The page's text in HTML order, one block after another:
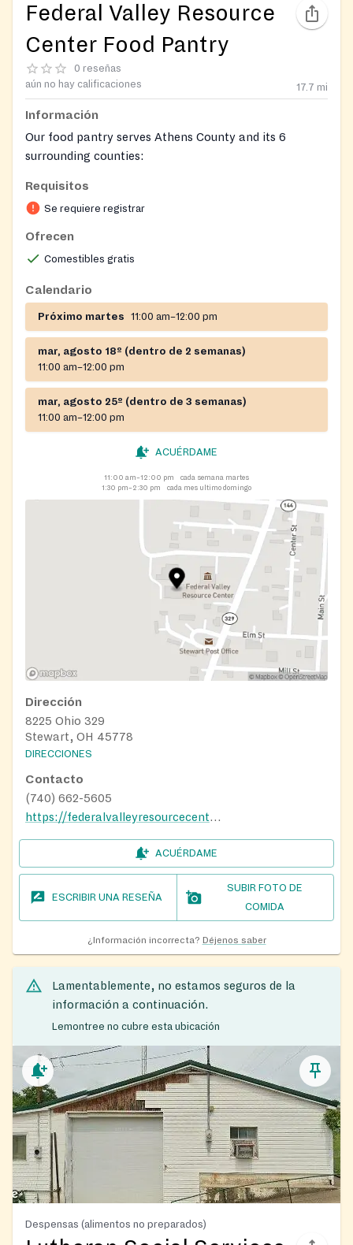
Federal Valley Resource
Center Food Pantry
0 reseñas
aún no hay calificaciones
17.7 mi
Información
Our food pantry serves Athens County and its 6
surrounding counties:
Washington, Meigs, Vinton, Hocking, Perry, and
Morgan.
On-site registration required
Requisitos
Se requiere registrar
Ofrecen
Comestibles gratis
Calendario
Próximo martes 11:00 am–12:00 pm
mar, agosto 18º (dentro de 2 semanas)
11:00 am–12:00 pm
mar, agosto 25º (dentro de 3 semanas)
11:00 am–12:00 pm
ACUÉRDAME
11:00 am–12:00 pm
cada semana martes
1:30 pm–2:30 pm
cada mes ultimo domingo
Dirección
8225 Ohio 329
Stewart, OH 45778
DIRECCIONES
Contacto
(740) 662-5605
https://federalvalleyresourcecenter.org/food-pantry
ACUÉRDAME
ESCRIBIR UNA RESEÑA
SUBIR FOTO DE
COMIDA
¿Información incorrecta? Déjenos saber
Lamentablemente, no estamos seguros de la
información a continuación.
Lemontree no cubre esta ubicación
Despensas (alimentos no preparados)